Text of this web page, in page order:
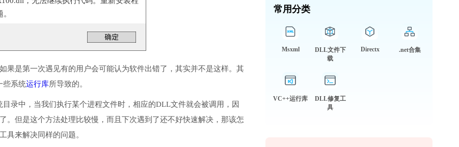
果是第一次遇见有的用户会可能认为软件出错了，其实并不是这样。其
些系统运行库所导致的。
录中，当我们执行某个进程文件时，相应的DLL文件就会被调用，因
。但是这个方法处理比较慢，而且下次遇到了还不好快速解决，那该怎
具来解决同样的问题。
常用分类
Msxml
DLL文件下
载
Directx .net合集
VC++运行库
DLL修复工
具